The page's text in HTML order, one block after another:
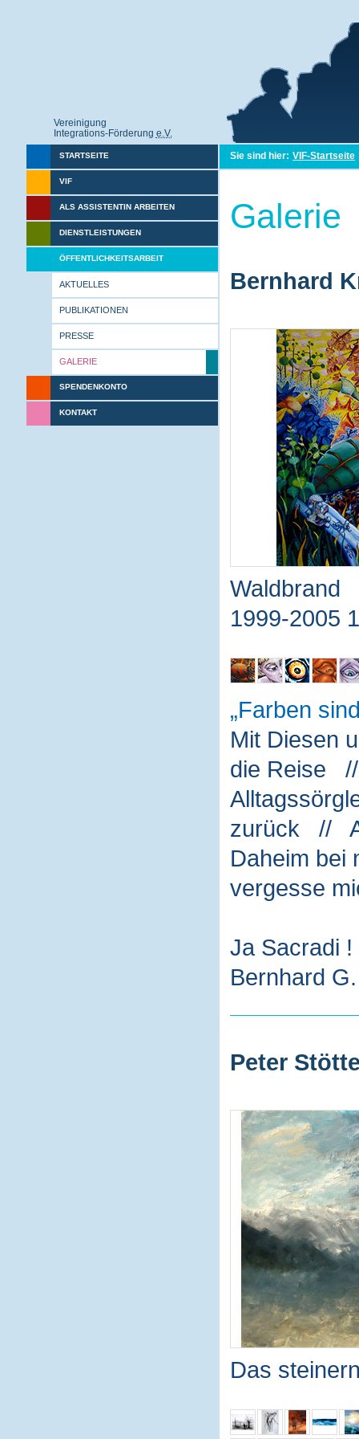
Vereinigung
Integrations-Förderung e.V.
STARTSEITE
VIF
ALS ASSISTENTIN ARBEITEN
DIENSTLEISTUNGEN
ÖFFENTLICHKEITSARBEIT
AKTUELLES
PUBLIKATIONEN
PRESSE
GALERIE
SPENDENKONTO
KONTAKT
Sie sind hier: VIF-Startseite
Galerie
Bernhard
Waldbrand
1999-2005
Farben
Mit Diesen
die Reise
zurück //
Daheim
vergesse
Ja Sacradi
Bernhard
Peter
Das